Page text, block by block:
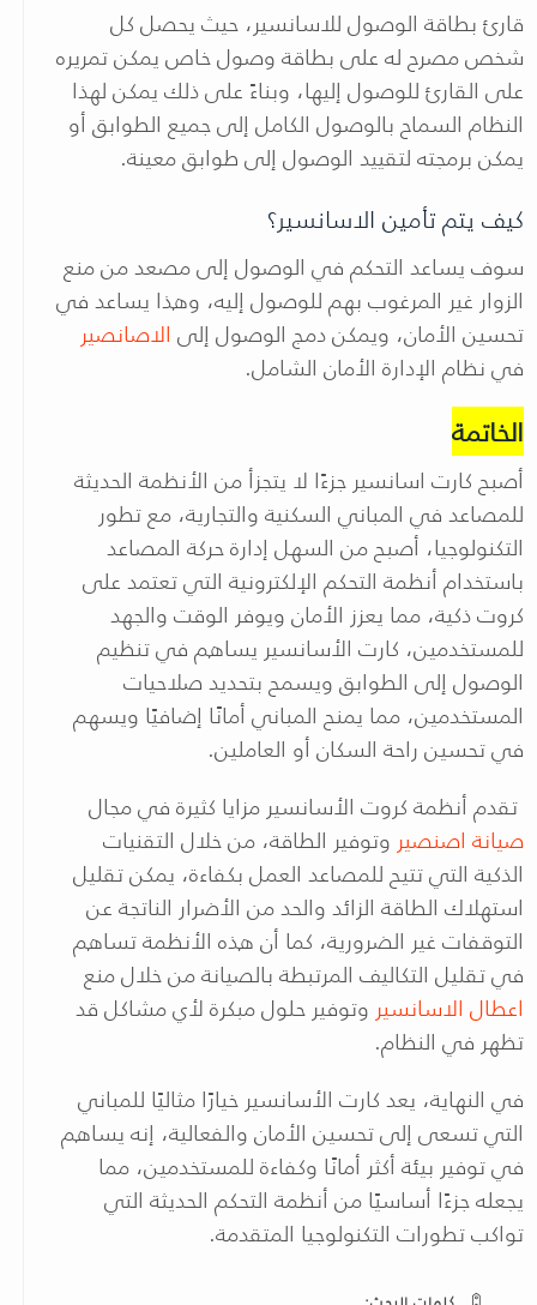
قارئ بطاقة الوصول للاسانسير، حيث يحصل كل
شخص مصرح له على بطاقة وصول خاص يمكن تمريره
على القارئ للوصول إليها، وبناءً على ذلك يمكن لهذا
النظام السماح بالوصول الكامل إلى جميع الطوابق أو
يمكن برمجته لتقييد الوصول إلى طوابق معينة.
كيف يتم تأمين الاسانسير؟
سوف يساعد التحكم في الوصول إلى مصعد من منع
الزوار غير المرغوب بهم للوصول إليه، وهذا يساعد في
تحسين الأمان، ويمكن دمج الوصول إلى الاصانصير
في نظام الإدارة الأمان الشامل.
الخاتمة
أصبح كارت اسانسير جزءًا لا يتجزأ من الأنظمة الحديثة
للمصاعد في المباني السكنية والتجارية، مع تطور
التكنولوجيا، أصبح من السهل إدارة حركة المصاعد
باستخدام أنظمة التحكم الإلكترونية التي تعتمد على
كروت ذكية، مما يعزز الأمان ويوفر الوقت والجهد
للمستخدمين، كارت الأسانسير يساهم في تنظيم
الوصول إلى الطوابق ويسمح بتحديد صلاحيات
المستخدمين، مما يمنح المباني أمانًا إضافيًا ويسهم
في تحسين راحة السكان أو العاملين.
تقدم أنظمة كروت الأسانسير مزايا كثيرة في مجال
صيانة اصنصير وتوفير الطاقة، من خلال التقنيات
الذكية التي تتيح للمصاعد العمل بكفاءة، يمكن تقليل
استهلاك الطاقة الزائد والحد من الأضرار الناتجة عن
التوقفات غير الضرورية، كما أن هذه الأنظمة تساهم
في تقليل التكاليف المرتبطة بالصيانة من خلال منع
اعطال الاسانسير وتوفير حلول مبكرة لأي مشاكل قد
تظهر في النظام.
في النهاية، يعد كارت الأسانسير خيارًا مثاليًا للمباني
التي تسعى إلى تحسين الأمان والفعالية، إنه يساهم
في توفير بيئة أكثر أمانًا وكفاءة للمستخدمين، مما
يجعله جزءًا أساسيًا من أنظمة التحكم الحديثة التي
تواكب تطورات التكنولوجيا المتقدمة.